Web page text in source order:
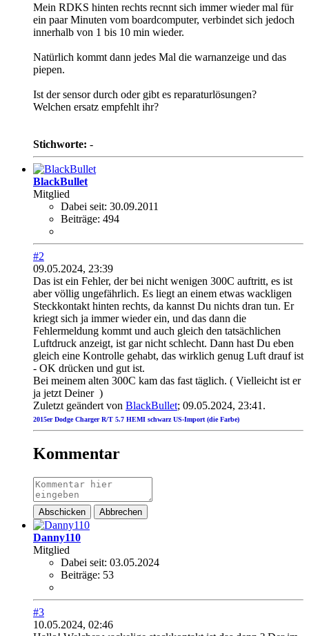
Mein RDKS hinten rechts recnnt sich immer wieder mal für
ein paar Minuten vom boardcomputer, verbindet sich jedoch
innerhalb von 1 bis 10 min wieder.
Natürlich kommt dann jedes Mal die warnanzeige und das
piepen.
Ist der sensor durch oder gibt es reparaturlösungen?
Welchen ersatz empfehlt ihr?
Stichworte: -
BlackBullet
Mitglied
Dabei seit: 30.09.2011
Beiträge: 494
#2
09.05.2024, 23:39
Das ist ein Fehler, der bei nicht wenigen 300C auftritt, es ist
aber völlig ungefährlich. Es liegt an einem etwas wackligen
Steckkontakt hinten rechts, da kannst Du nichts dran tun. Er
kriegt sich ja immer wieder ein, und das dann die
Fehlermeldung kommt und auch gleich den tatsächlichen
Luftdruck anzeigt, ist gar nicht schlecht. Dann hast Du eben
gleich eine Kontrolle gehabt, das wirklich genug Luft drauf ist
- OK drücken und gut ist.
Bei meinem alten 300C kam das fast täglich. ( Vielleicht ist er
ja jetzt Deiner )
Zuletzt geändert von BlackBullet; 09.05.2024, 23:41 .
2015er Dodge Charger R/T 5.7 HEMI schwarz US-Import (die Farbe)
Kommentar
Abschicken Abbrechen
Danny110
Mitglied
Dabei seit: 03.05.2024
Beiträge: 53
#3
10.05.2024, 02:46